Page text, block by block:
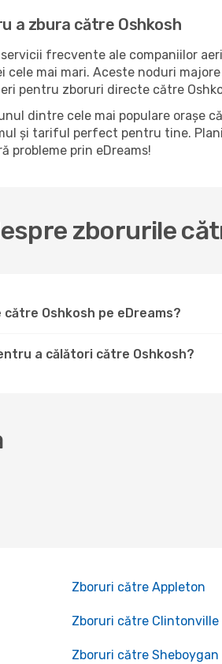
a zbura către Oshkosh
frecvente ale companiilor
cele mai mari. Aceste noduri
pentru zboruri directe către
dintre cele mai populare orașe
și tariful perfect pentru tine.
probleme prin eDreams!
zborurile
Oshkosh pe eDreams?
a călători către Oshkosh?
Zboruri către Appleton
Zboruri către Clintonville
Zboruri către Sheboygan